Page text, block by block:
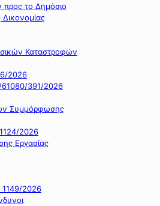
προς το Δημόσιο
Δικονομίας
Καταστροφών
2026
391/2026
Συμμόρφωσης
2026
Εργασίας
2026